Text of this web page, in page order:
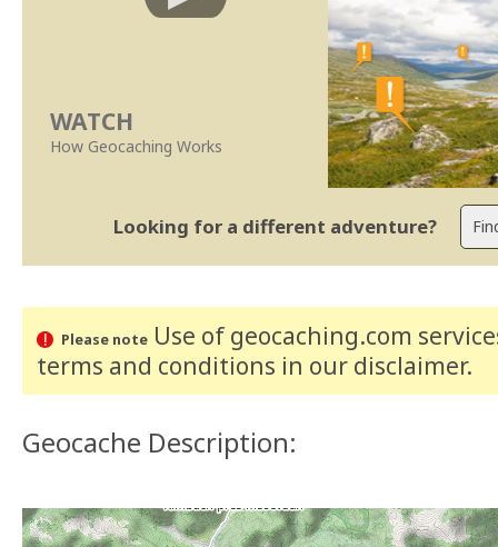
WATCH
How Geocaching Works
Looking for a different adventure?
Please noteUse of geocaching.com
terms and conditions in our disclaimer.
Geocache Description: